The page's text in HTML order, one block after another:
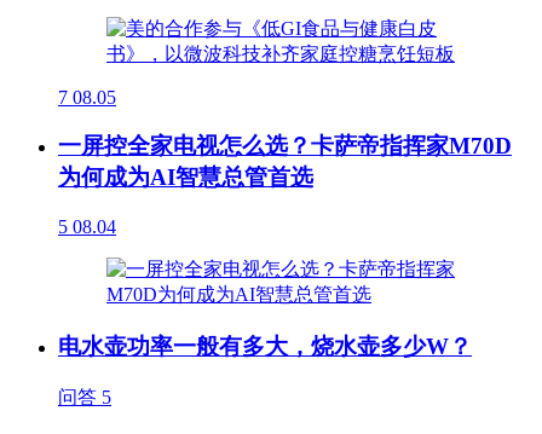
7 08.05
一屏控全家电视怎么选？卡萨帝指挥家M70D
为何成为AI智慧总管首选
5 08.04
电水壶功率一般有多大，烧水壶多少W？
问答 5